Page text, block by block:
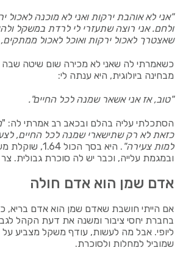
"אני לא אוהבת ירקות ואני לא מוכנה לאכול
ולחם. אני רוצה שתעזרי לי לרדת במשקל
שאצטרך לאכול ירקות ואוכל לאכול ממתקים,
כשאמרתי לה שאני לא מכירה שום שיטה שבה
מבחינה ביולוגית, היא ענתה לי:
"טוב, אז אני אשאר שמנה לכל החיים".
הסתכלתי עליה בהלם ובכאב רב אמרתי לה: "
כזאת לא רק שתישארי שמנה לכל החיים,
למות צעירה"
ובמגמת עלייה, וכבר יש לה סוכרת גבולית. צר
אדם שמן הוא אדם חולה
אם הייתי חושבת שאדם שמן הוא אדם בריא,
בחברת יחסי ציבור ומשנה את דעת הקהל
ליופי. אבל מה לעשות, עודף משקל מצביע על
שמוביל למחלות ולסוכרת.